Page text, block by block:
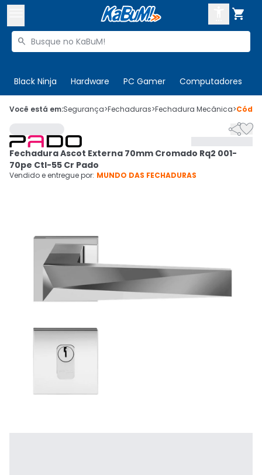

Buscar produtos

Black Ninja Hardware PC Gamer Computadores
 Olá. Acesse sua conta
 Departamentos
Cupons
CADASTRE-SE
Você está em:Segurança>Fechaduras>Fechadura Mecânica>

Fechadura Ascot Externa 70mm Cromado Rq2 001-
70pe Ctl-55 Cr Pado
Vendido e entregue por: MUNDO DAS FECHADURAS